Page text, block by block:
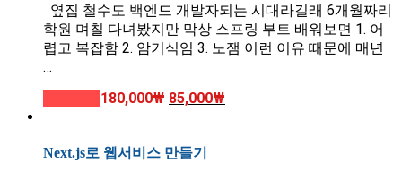
옆집 철수도 백엔드 개발자되는 시대라길래 6개월짜리
학원 며칠 다녀봤지만 막상 스프링 부트 배워보면 1. 어
렵고 복잡함 2. 암기식임 3. 노잼 이런 이유 때문에 매년
…
180,000₩ 85,000₩
Next.js로 웹서비스 만들기